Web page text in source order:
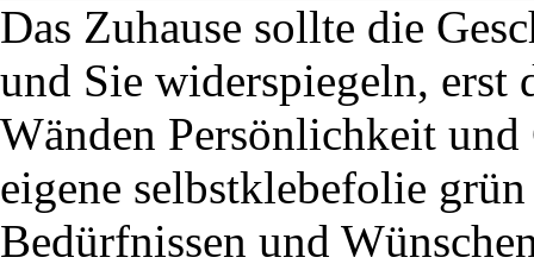
Das Zuhause sollte die
und Sie widerspiegeln, erst
Wänden Persönlichkeit
eigene selbstklebefolie
Bedürfnissen und